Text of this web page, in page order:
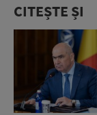
CITEȘTE ȘI